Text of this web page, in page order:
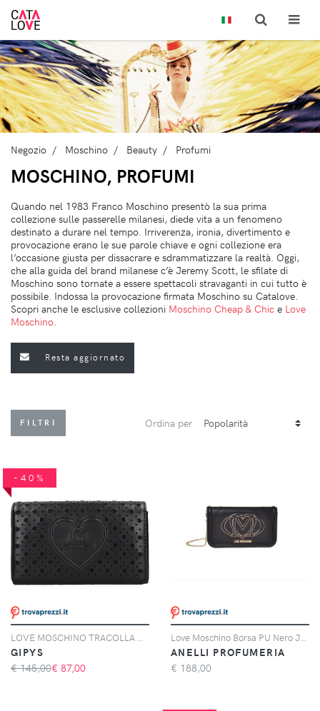
Negozio Moschino Beauty Profumi
MOSCHINO, PROFUMI
Quando nel 1983 Franco Moschino presentò la sua prima
collezione sulle passerelle milanesi, diede vita a un fenomeno
destinato a durare nel tempo. Irriverenza, ironia, divertimento e
provocazione erano le sue parole chiave e ogni collezione era
l’occasione giusta per dissacrare e sdrammatizzare la realtà. Oggi,
che alla guida del brand milanese c’è Jeremy Scott, le sfilate di
Moschino sono tornate a essere spettacoli stravaganti in cui tutto è
possibile. Indossa la provocazione firmata Moschino su Catalove.
Scopri anche le esclusive collezioni Moschino Cheap & Chic e Love
Moschino
Resta aggiornato
FILTRI Ordina per
-40%
GIPYS
€ 145,00€ 87,00
ANELLI PROFUMERIA
€ 188,00